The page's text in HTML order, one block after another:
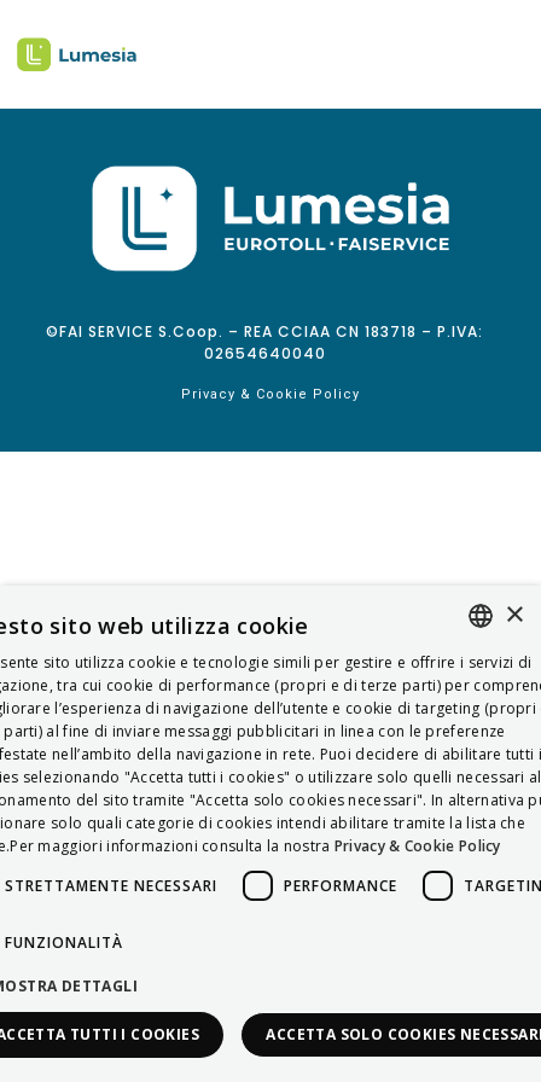
©FAI SERVICE S.Coop. – REA CCIAA CN 183718 – P.IVA:
02654640040
Privacy & Cookie Policy
ITALIAN
ENGLISH
FRENCH
HUNGARIAN
DEUTSCH
POLSKI
×
sito web utilizza cookie
sito utilizza cookie e tecnologie simili per gestire e offrire i servizi di
tra cui cookie di performance (propri e di terze parti) per
l’esperienza di navigazione dell’utente e cookie di targeting (propri
parti) al fine di inviare messaggi pubblicitari in linea con le preferenze
nell’ambito della navigazione in rete. Puoi decidere di abilitare tutti i
selezionando "Accetta tutti i cookies" o utilizzare solo quelli necessari al
del sito tramite "Accetta solo cookies necessari". In alternativa
solo quali categorie di cookies intendi abilitare tramite la lista che
maggiori informazioni consulta la nostra Privacy & Cookie Policy
STRETTAMENTE NECESSARI
PERFORMANCE
FUNZIONALITÀ
DETTAGLI
TUTTI I COOKIES ACCETTA SOLO COOKIES